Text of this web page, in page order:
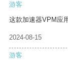
游客
这款加速器VPM应
2024-08-15
游客